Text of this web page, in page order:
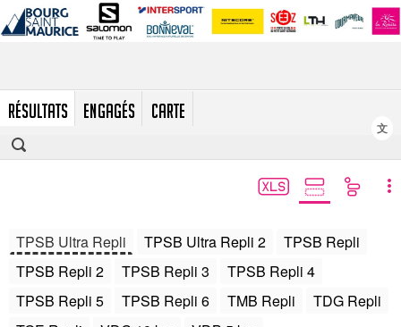
RÉSULTATS ENGAGÉS CARTE
文
TPSB Ultra Repli TPSB Ultra Repli 2
TPSB Repli
TPSB Repli 2
TPSB Repli 3
TPSB Repli 4
TPSB Repli 5
TPSB Repli 6 TMB Repli
TDG Repli